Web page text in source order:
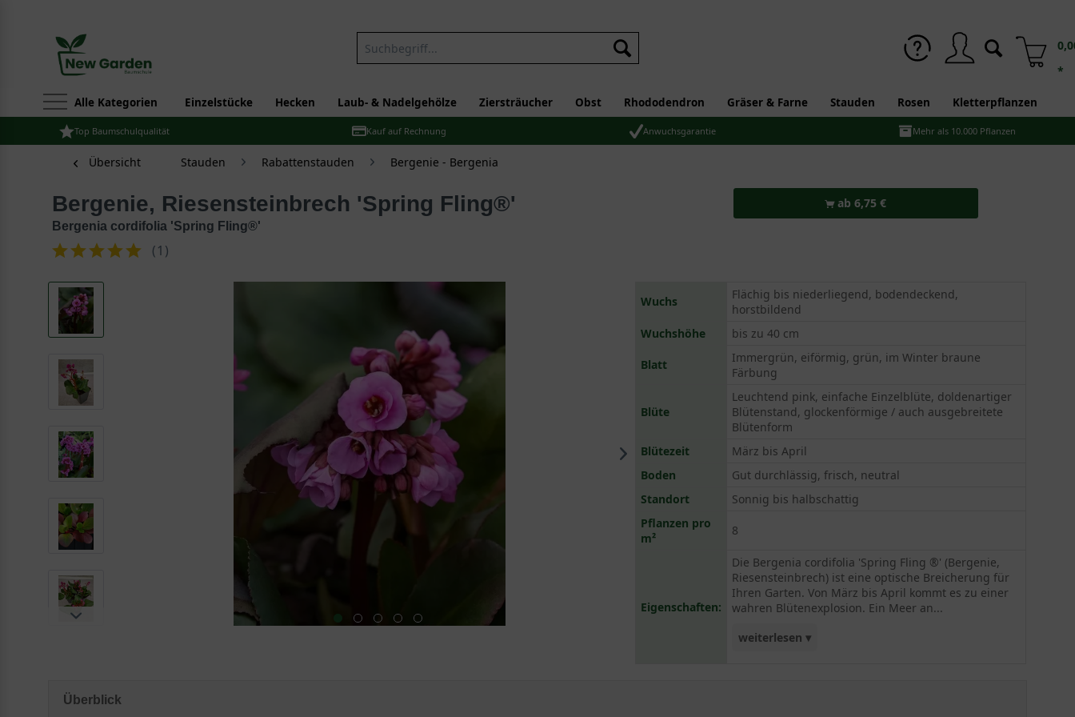
*
Alle Kategorien Einzelstücke Hecken Laub- & Nadelgehölze Ziersträucher Obst Rhododendron Gräser & Farne Stauden Rosen Kletterpflanzen
Top Baumschulqualität Kauf auf Rechnung Anwuchsgarantie Mehr als 10.000 Pflanzen
Übersicht Stauden Rabattenstauden Bergenie - Bergenia
Bergenie, Riesensteinbrech 'Spring Fling®'
Bergenia cordifolia 'Spring Fling®'
(1 )
ab 6,75 €
Wuchs
Flächig bis niederliegend, bodendeckend,
horstbildend
Wuchshöhe
bis zu 40 cm
Blatt
Immergrün, eiförmig, grün, im Winter braune
Färbung
Blüte
Leuchtend pink, einfache Einzelblüte, doldenartiger
Blütenstand, glockenförmige / auch ausgebreitete
Blütenform
Blütezeit
März bis April
Boden
Gut durchlässig, frisch, neutral
Standort
Sonnig bis halbschattig
Pflanzen pro
m²
8
Eigenschaften:
Die Bergenia cordifolia 'Spring Fling ®' (Bergenie,
Riesensteinbrech) ist eine optische Breicherung für
Ihren Garten. Von März bis April kommt es zu einer
wahren Blütenexplosion. Ein Meer an...
weiterlesen ▾
Überblick